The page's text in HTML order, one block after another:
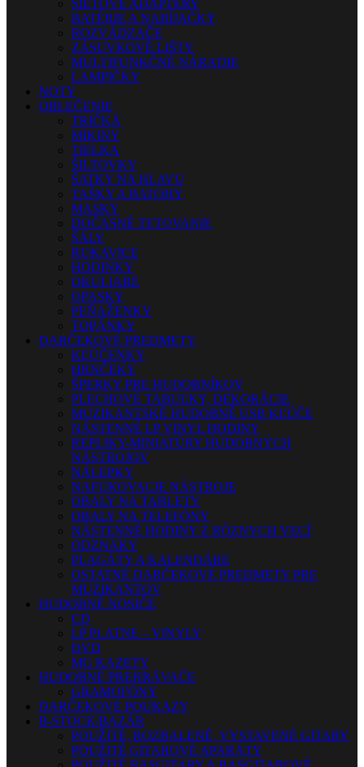
SIEŤOVÉ ADAPTÉRY
BATÉRIE A NABÍJAČKY
ROZVÁDZAČE
ZÁSUVKOVÉ LIŠTY
MULTIFUNKČNÉ NÁRADIE
LAMPIČKY
NOTY
OBLEČENIE
TRIČKÁ
MIKINY
TIELKA
ŠILTOVKY
ŠATKY NA HLAVU
TAŠKY A BATOHY
MASKY
DOČASNÉ TETOVANIE
ŠÁLY
RUKAVICE
HODINKY
OKULIARE
OPASKY
PEŇAŽENKY
TOPÁNKY
DARČEKOVÉ PREDMETY
KĽÚČENKY
HRNČEKY
ŠPERKY PRE HUDOBNÍKOV
PLECHOVÉ TABUĽKY, DEKORÁCIE
MUZIKANTSKÉ HUDOBNÉ USB KĽÚČE
NÁSTENNÉ LP VINYL HODINY
REPLIKY-MINIATÚRY HUDOBNÝCH
NÁSTROJOV
NÁLEPKY
NAFUKOVACIE NÁSTROJE
OBALY NA TABLETY
OBALY NA TELEFÓNY
NÁSTENNÉ HODINY Z RÔZNYCH VECÍ
ODZNAKY
PLAGÁTY A KALENDÁRE
OSTATNÉ DARČEKOVÉ PREDMETY PRE
MUZIKANTOV
HUDOBNÉ NOSIČE
CD
LP PLATNE – VINYLY
DVD
MG KAZETY
HUDOBNÉ PREHRÁVAČE
GRAMOFÓNY
DARČEKOVÉ POUKAZY
B-STOCK/BAZÁR
POUŽITÉ, ROZBALENÉ, VYSTAVENÉ GITARY
POUŽITÉ GITAROVÉ APARÁTY